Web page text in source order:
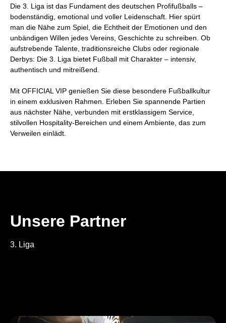
Die 3. Liga ist das Fundament des deutschen Profifußballs –
bodenständig, emotional und voller Leidenschaft. Hier spürt
man die Nähe zum Spiel, die Echtheit der Emotionen und den
unbändigen Willen jedes Vereins, Geschichte zu schreiben. Ob
aufstrebende Talente, traditionsreiche Clubs oder regionale
Derbys: Die 3. Liga bietet Fußball mit Charakter – intensiv,
authentisch und mitreißend.
Mit OFFICIAL VIP genießen Sie diese besondere Fußballkultur
in einem exklusiven Rahmen. Erleben Sie spannende Partien
aus nächster Nähe, verbunden mit erstklassigem Service,
stilvollen Hospitality-Bereichen und einem Ambiente, das zum
Verweilen einlädt.
Unsere Partner
3. Liga